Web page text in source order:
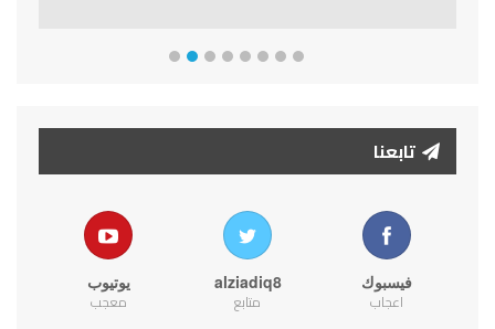
تابعنا
فيسبوك
اعجاب
alziadiq8
متابع
يوتيوب
معجب